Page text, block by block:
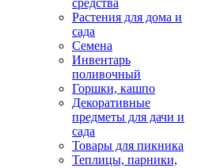
средства
Растения для дома и
сада
Семена
Инвентарь
поливочный
Горшки, кашпо
Декоративные
предметы для дачи и
сада
Товары для пикника
Теплицы, парники,